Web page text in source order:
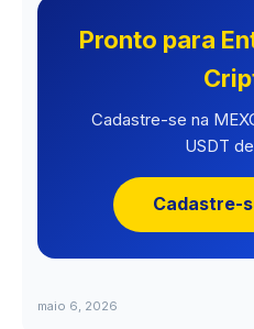
Pronto para
Cadastre-se na
USDT
Cadastre-
maio 6, 2026